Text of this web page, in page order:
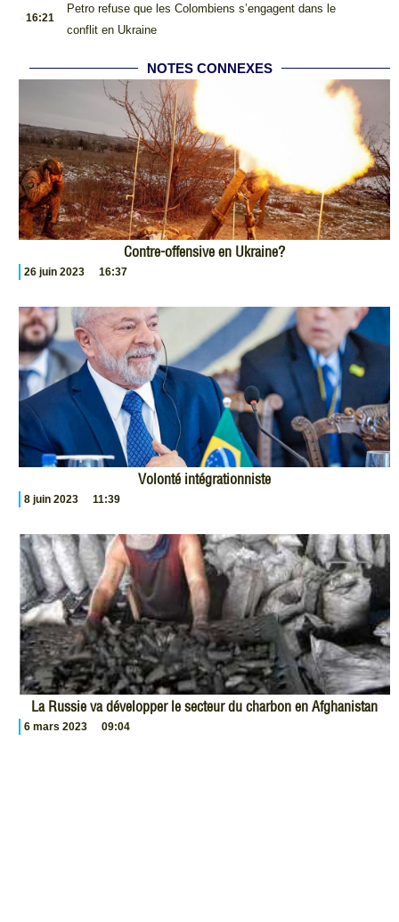
16:21
Petro refuse que les Colombiens s’engagent dans le
conflit en Ukraine
NOTES CONNEXES
Contre-offensive en Ukraine?
26 juin 2023 16:37
Volonté intégrationniste
8 juin 2023 11:39
La Russie va développer le secteur du charbon en Afghanistan
6 mars 2023 09:04